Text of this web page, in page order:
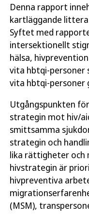
Denna rapport
kartläggande
Syftet med
intersektionellt
hälsa,
vita hbtqi-personer
vita hbtqi-personer
Utgångspunkten
strategin mot hiv/
smittsamma
strategin och
lika rättigheter och
hivstrategin är
hivpreventiva
(MSM),